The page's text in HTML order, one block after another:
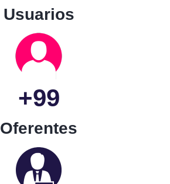
Usuarios
+99
Oferentes